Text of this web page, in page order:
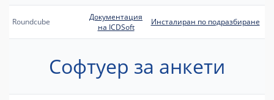
Roundcube
Документация
на ICDSoft
Инсталиран по подразбиране
Софтуер за анкети